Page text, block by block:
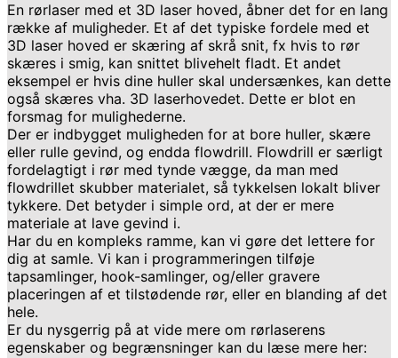
En rørlaser med et 3D laser hoved, åbner det for en lang
række af muligheder. Et af det typiske fordele med et
3D laser hoved er skæring af skrå snit, fx hvis to rør
skæres i smig, kan snittet blivehelt fladt. Et andet
eksempel er hvis dine huller skal undersænkes, kan dette
også skæres vha. 3D laserhovedet. Dette er blot en
forsmag for mulighederne.
Der er indbygget muligheden for at bore huller, skære
eller rulle gevind, og endda flowdrill. Flowdrill er særligt
fordelagtigt i rør med tynde vægge, da man med
flowdrillet skubber materialet, så tykkelsen lokalt bliver
tykkere. Det betyder i simple ord, at der er mere
materiale at lave gevind i.
Har du en kompleks ramme, kan vi gøre det lettere for
dig at samle. Vi kan i programmeringen tilføje
tapsamlinger, hook-samlinger, og/eller gravere
placeringen af et tilstødende rør, eller en blanding af det
hele.
Er du nysgerrig på at vide mere om rørlaserens
egenskaber og begrænsninger kan du læse mere her: